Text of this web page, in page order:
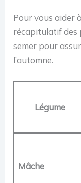
Pour vous aider
récapitulatif des
semer pour
l’automne.
Légume
Mâche